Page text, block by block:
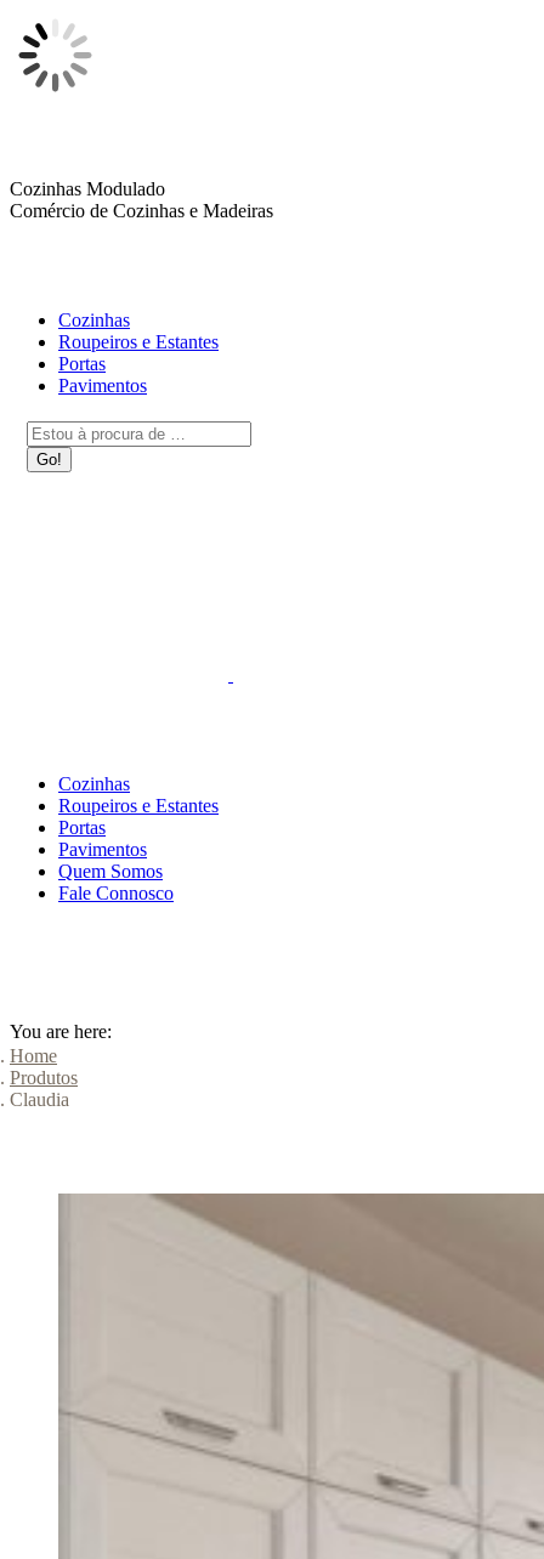
Cozinhas Modulado
Comércio de Cozinhas e Madeiras
Cozinhas
Roupeiros e Estantes
Portas
Pavimentos
Search:
Cozinhas
Roupeiros e Estantes
Portas
Pavimentos
Quem Somos
Fale Connosco
You are here:
Home
Produtos
Claudia